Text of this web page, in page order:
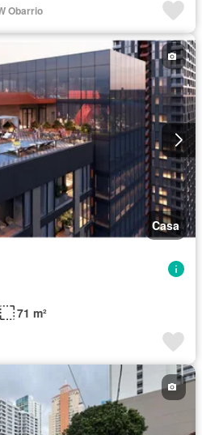
Obarrio
Casa
71 m²